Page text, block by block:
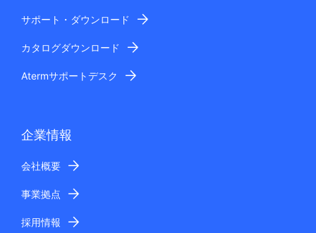
サポート・ダウンロード
カタログダウンロード
Atermサポートデスク
企業情報
会社概要
事業拠点
採用情報